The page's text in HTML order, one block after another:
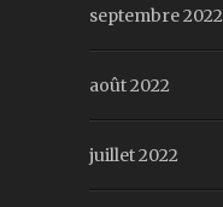
septembre 2022
août 2022
juillet 2022